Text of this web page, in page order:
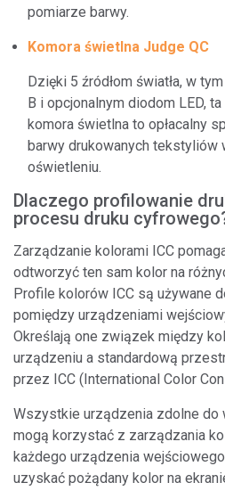
pomiarze barwy.
Komora świetlna Judge QC
Dzięki 5 źródłom światła, w
B i opcjonalnym diodom LED,
komora świetlna to opłacalny
barwy drukowanych tekstyliów
oświetleniu.
Dlaczego profilowanie
procesu druku
Zarządzanie kolorami ICC
odtworzyć ten sam kolor na
Profile kolorów ICC są używane
pomiędzy urządzeniami
Określają one związek między
urządzeniu a standardową
przez ICC (International Color
Wszystkie urządzenia zdolne do
mogą korzystać z zarządzania
każdego urządzenia
uzyskać pożądany kolor na